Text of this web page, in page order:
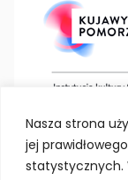
Nasza strona
jej
statystycznych.